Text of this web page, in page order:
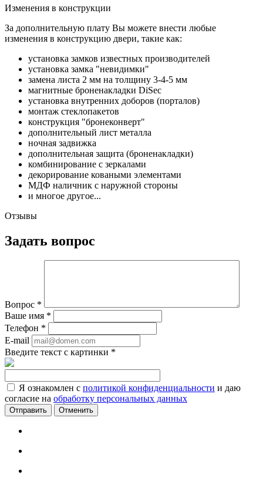
Изменения в конструкции
За дополнительную плату Вы можете внести любые
изменения в конструкцию двери, такие как:
установка замков известных производителей
установка замка "невидимки"
замена листа 2 мм на толщину 3-4-5 мм
магнитные броненакладки DiSec
установка внутренних доборов (порталов)
монтаж стеклопакетов
конструкция "бронеконверт"
дополнительный лист металла
ночная задвижка
дополнительная защита (броненакладки)
комбинирование с зеркалами
декорирование коваными элементами
МДФ наличник с наружной стороны
и многое другое...
Отзывы
Задать вопрос
Вопрос *
Ваше имя *
Телефон *
E-mail
Введите текст с картинки *
Я ознакомлен с политикой конфиденциальности и даю
согласие на обработку персональных данных
Отменить